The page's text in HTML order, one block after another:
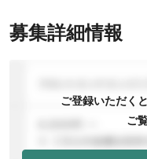
募集詳細情報
ご登録いただく
ご